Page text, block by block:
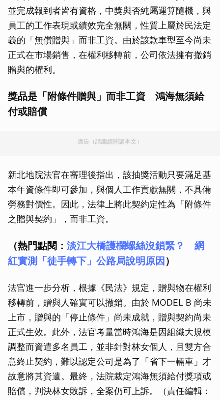
並完成報到者皆有資格，中獎與否純屬運算隨機，與
員工的工作表現或績效完全無關，性質上屬於民法定
義的「無償贈與」而非工資。由於該款車型至今尚未
正式在市場銷售，在權利移轉前，公司依法擁有撤銷
贈與的權利。
獎品是「附條件贈與」而非工資 鴻海無須給
付或賠償
廣告（請繼續閱讀本文）
新北地院法官在審理後指出，該抽獎活動只要滿足基
本年資條件即可參加，與個人工作貢獻無關，不具備
勞務對價性。因此，法律上將此契約定性為「附條件
之贈與契約」，而非工資。
（熱門點閱： 淡江大橋護欄螺絲沒鎖緊？ 網
紅實測「徒手轉下」公路局說明原因 ）
法官進一步分析，根據《民法》規定，贈與物在權利
移轉前，贈與人確實可以撤銷。由於 MODEL B 尚未
上市，贈與的「停止條件」尚未成就，贈與契約尚未
正式生效。此外，法官考量當時鴻海是因組織大規模
調整而資遣多名員工，並非針對林女個人，且雙方合
意終止契約，難以認定公司是為了「省下一輛車」才
故意將其資遣。最終，法院裁定鴻海無須給付獎項或
賠償，判決林女敗訴，全案仍可上訴。（責任編輯：